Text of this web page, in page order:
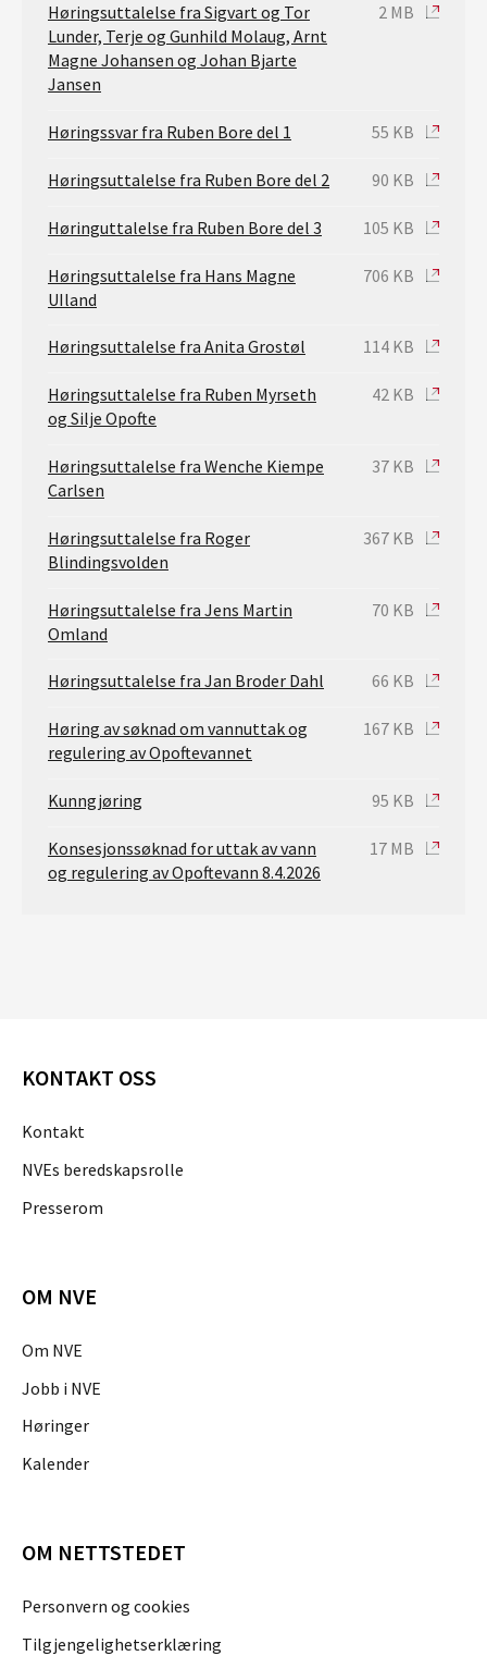
Høringsuttalelse fra Sigvart og Tor
Lunder, Terje og Gunhild Molaug, Arnt
Magne Johansen og Johan Bjarte
Jansen
2 MB
Høringssvar fra Ruben Bore del 1 55 KB
Høringsuttalelse fra Ruben Bore del 2 90 KB
Høringuttalelse fra Ruben Bore del 3 105 KB
Høringsuttalelse fra Hans Magne
UIland
706 KB
Høringsuttalelse fra Anita Grostøl 114 KB
Høringsuttalelse fra Ruben Myrseth
og Silje Opofte
42 KB
Høringsuttalelse fra Wenche Kiempe
Carlsen
37 KB
Høringsuttalelse fra Roger
Blindingsvolden
367 KB
Høringsuttalelse fra Jens Martin
Omland
70 KB
Høringsuttalelse fra Jan Broder Dahl 66 KB
Høring av søknad om vannuttak og
regulering av Opoftevannet
167 KB
Kunngjøring 95 KB
Konsesjonssøknad for uttak av vann
og regulering av Opoftevann 8.4.2026
17 MB
KONTAKT OSS
Kontakt
NVEs beredskapsrolle
Presserom
OM NVE
Om NVE
Jobb i NVE
Høringer
Kalender
OM NETTSTEDET
Personvern og cookies
Tilgjengelighetserklæring